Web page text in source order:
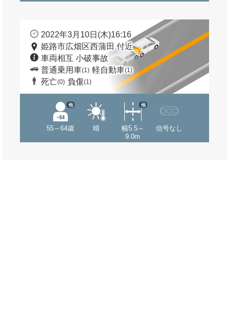
2022年3月10日(木)16:16
姫路市広畑区西蒲田 付近
車両相互 小破事故
普通乗用車(1) 軽自動車(1)
死亡(0) 負傷(1)
55～64歳
他
晴
幅5.5～
9.0m
他
信号なし